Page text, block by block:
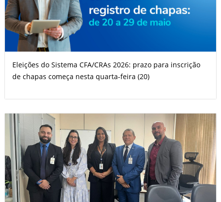
Eleições do Sistema CFA/CRAs 2026: prazo para inscrição
de chapas começa nesta quarta-feira (20)